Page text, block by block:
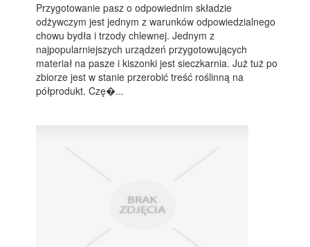
Przygotowanie pasz o odpowiednim składzie
odżywczym jest jednym z warunków odpowiedzialnego
chowu bydła i trzody chlewnej. Jednym z
najpopularniejszych urządzeń przygotowujących
materiał na pasze i kiszonki jest sieczkarnia. Już tuż po
zbiorze jest w stanie przerobić treść roślinną na
półprodukt. Czę�...